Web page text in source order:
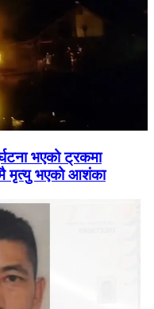
भएको ट्रकमा
मृत्यु भएको आशंका